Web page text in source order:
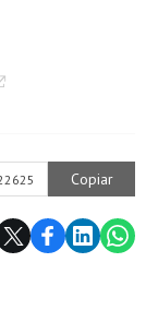
Copiar